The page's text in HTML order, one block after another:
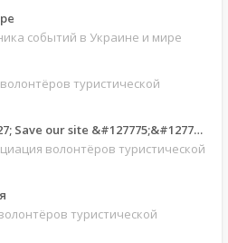
событий в Украине и мире
туристической
Save our site &#127775;&#127769;
волонтёров туристической
туристической